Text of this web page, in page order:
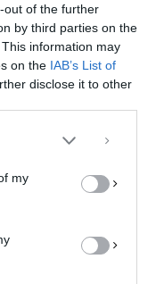
out of the further
by third parties on the
information may
on the IAB’s List of
disclose it to other
my
τεχνολογίες όπως
σε πληροφορίες συσκευών.
μας επιτρέψει να
όπως συμπεριφορά
τον ιστότοπο. Η μη
μπορεί να επηρεάσει
ΚΑΡΑΒΑΝΑΣ
ΤΗΝ ΔΕΥΤΈΡΑ